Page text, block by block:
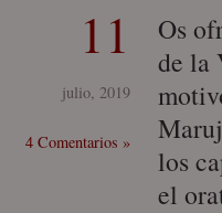
11
julio, 2019
4 Comentarios »
Os
de la
los
el